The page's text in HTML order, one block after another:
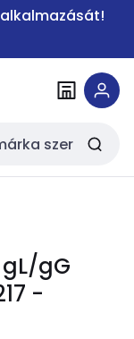
gL/gG
-